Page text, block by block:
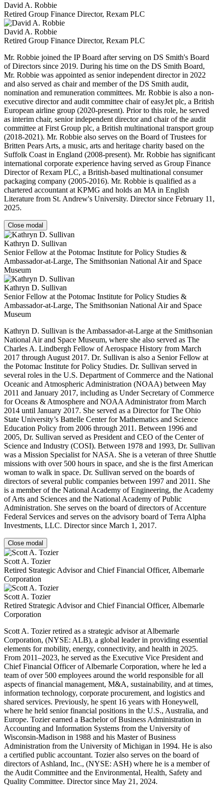
David A. Robbie
Retired Group Finance Director, Rexam PLC
David A. Robbie
Retired Group Finance Director, Rexam PLC
Mr. Robbie joined the IP Board after serving on DS Smith's Board
of Directors since 2019. During his time on the DS Smith Board,
Mr. Robbie was appointed as senior independent director in 2022
and also served as chair and member of the DS Smith audit,
nomination and remuneration committees. Mr. Robbie is also a non-
executive director and audit committee chair of easyJet plc, a British
European airline group (2020-present). Prior to this role, he served
as interim chair, senior independent director and chair of the audit
committee at First Group plc, a British multinational transport group
(2018-2021). Mr. Robbie also serves on the Board of Trustees for
Britten Pears Arts, a music, arts and heritage charity based on the
Suffolk Coast in England (2008-present). Mr. Robbie has significant
international corporate experience having served as Group Finance
Director of Rexam PLC, a British-based multinational consumer
packaging company (2005-2016). Mr. Robbie is qualified as a
chartered accountant at KPMG and holds an MA in English
Literature from St. Andrew's University. Director since February 11,
2025.
Close modal
Kathryn D. Sullivan
Senior Fellow at the Potomac Institute for Policy Studies &
Ambassador-at-Large, The Smithsonian National Air and Space
Museum
Kathryn D. Sullivan
Senior Fellow at the Potomac Institute for Policy Studies &
Ambassador-at-Large, The Smithsonian National Air and Space
Museum
Kathryn D. Sullivan is the Ambassador-at-Large at the Smithsonian
National Air and Space Museum, where she also served as The
Charles A. Lindbergh Fellow of Aerospace History from March
2017 through August 2017. Dr. Sullivan is also a Senior Fellow at
the Potomac Institute for Policy Studies. Dr. Sullivan served in
several roles in the U.S. Department of Commerce and the National
Oceanic and Atmospheric Administration (NOAA) between May
2011 and January 2017, including as Under Secretary of Commerce
for Oceans & Atmosphere and NOAA Administrator from March
2014 until January 2017. She served as a Director for The Ohio
State University’s Battelle Center for Mathematics and Science
Education Policy from 2006 through 2011. Between 1996 and
2005, Dr. Sullivan served as President and CEO of the Center of
Science and Industry (COSI). Between 1978 and 1993, Dr. Sullivan
was a Mission Specialist for NASA. She is a veteran of three Shuttle
missions with over 500 hours in space, and she is the first American
woman to walk in space. Dr. Sullivan served on the boards of
directors of several public companies between 1997 and 2011. She
is a member of the National Academy of Engineering, the Academy
of Arts and Sciences and the National Academy of Public
Administration. She serves on the board of directors of Accenture
Federal Services and serves on the advisory board of Terra Alpha
Investments, LLC. Director since March 1, 2017.
Close modal
Scott A. Tozier
Retired Strategic Advisor and Chief Financial Officer, Albemarle
Corporation
Scott A. Tozier
Retired Strategic Advisor and Chief Financial Officer, Albemarle
Corporation
Scott A. Tozier retired as a strategic advisor at Albemarle
Corporation, (NYSE: ALB), a global leader in providing essential
elements for mobility, energy, connectivity, and health in 2025.
From 2011–2023, he served as the Executive Vice President and
Chief Financial Officer of Albemarle Corporation, where he led a
team of over 500 employees around the world responsible for all
aspects of financial management, M&A, sustainability, and at times,
information technology, corporate procurement, and logistics and
shared services. Previously, he spent 16 years with Honeywell,
where he held senior financial positions in the U.S., Australia, and
Europe. Tozier earned a Bachelor of Business Administration in
Accounting and Information Systems from the University of
Wisconsin-Madison in 1988 and his Master of Business
Administration from the University of Michigan in 1994. He is also
a certified public accountant. Tozier also serves on the board of
directors of Ashland, Inc., (NYSE: ASH) where he is a member of
the Audit Committee and the Environmental, Health, Safety and
Quality Committee. Director since May 21, 2024.